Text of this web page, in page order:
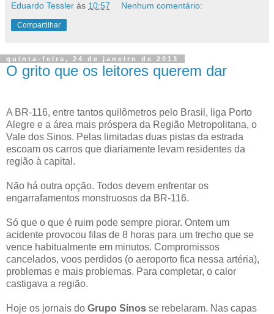
Eduardo Tessler às 10:57 Nenhum comentário:
Compartilhar
quinta-feira, 24 de janeiro de 2013
O grito que os leitores querem dar
A BR-116, entre tantos quilômetros pelo Brasil, liga Porto
Alegre e a área mais próspera da Região Metropolitana, o
Vale dos Sinos. Pelas limitadas duas pistas da estrada
escoam os carros que diariamente levam residentes da
região à capital.
Não há outra opção. Todos devem enfrentar os
engarrafamentos monstruosos da BR-116.
Só que o que é ruim pode sempre piorar. Ontem um
acidente provocou filas de 8 horas para um trecho que se
vence habitualmente em minutos. Compromissos
cancelados, voos perdidos (o aeroporto fica nessa artéria),
problemas e mais problemas. Para completar, o calor
castigava a região.
Hoje os jornais do Grupo Sinos se rebelaram. Nas capas